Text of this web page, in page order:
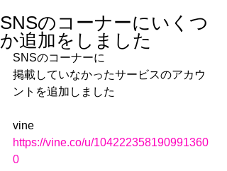
SNSのコーナーにいくつ
か追加をしました
SNSのコーナーに
掲載していなかったサービスのアカウ
ントを追加しました
vine
https://vine.co/u/104222358190991360
0